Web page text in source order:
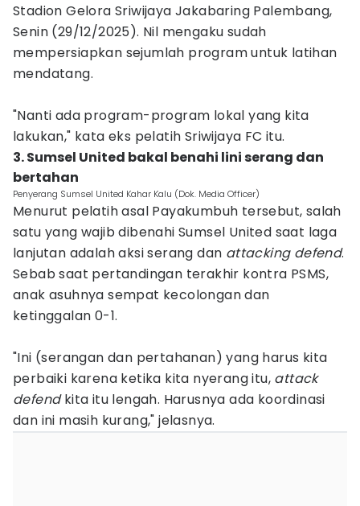
Stadion Gelora Sriwijaya Jakabaring Palembang,
Senin (29/12/2025). Nil mengaku sudah
mempersiapkan sejumlah program untuk latihan
mendatang.
"Nanti ada program-program lokal yang kita
lakukan," kata eks pelatih Sriwijaya FC itu.
3. Sumsel United bakal benahi lini serang dan
bertahan
Penyerang Sumsel United Kahar Kalu (Dok. Media Officer)
Menurut pelatih asal Payakumbuh tersebut, salah
satu yang wajib dibenahi Sumsel United saat laga
lanjutan adalah aksi serang dan attacking defend.
Sebab saat pertandingan terakhir kontra PSMS,
anak asuhnya sempat kecolongan dan
ketinggalan 0-1.
"Ini (serangan dan pertahanan) yang harus kita
perbaiki karena ketika kita nyerang itu, attack
defendkita itu lengah. Harusnya ada koordinasi
dan ini masih kurang," jelasnya.